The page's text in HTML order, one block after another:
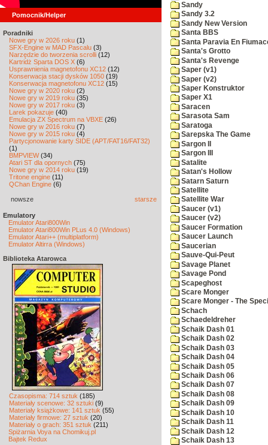
Pomocnik/Helper
Poradniki
Nowe gry w 2026 roku (1)
SFX-Engine w MAD Pascalu (3)
Narzędzie do tworzenia scrolli (12)
Kartridż Sparta DOS X (6)
Usprawnienia magnetofonu XC12 (12)
Konserwacja stacji dysków 1050 (19)
Konserwacja magnetofonu XC12 (15)
Nowe gry w 2020 roku (2)
Nowe gry w 2019 roku (35)
Nowe gry w 2017 roku (3)
Larek pokazuje (40)
Emulacja ZX Spectrum na VBXE (26)
Nowe gry w 2016 roku (7)
Nowe gry w 2015 roku (4)
Partycjonowanie karty SIDE (APT/FAT16/FAT32)
(1)
BMPVIEW(34)
Atari ST dla opornych (75)
Nowe gry w 2014 roku (19)
Tritone engine (11)
QChan Engine (6)
nowsze starsze
Emulatory
Emulator Atari800Win
Emulator Atari800Win PLus 4.0 (Windows)
Emulator Atari++ (multiplatform)
Emulator Altirra (Windows)
Biblioteka Atarowca
Czasopisma: 714 sztuk (185)
Materiały scenowe: 32 sztuki (9)
Materiały książkowe: 141 sztuk (55)
Materiały firmowe: 27 sztuk (20)
Materiały o grach: 351 sztuk (211)
Spiżarnia Voya na Chomikuj.pl
Bajtek Redux
Sandy
Sandy 3.2
Sandy New Version
Santa BBS
Santa Paravia En
Santa's Grotto
Santa's Revenge
Saper (v1)
Saper (v2)
Saper Konstruktor
Saper X1
Saracen
Sarasota Sam
Saratoga
Sarepska The Game
Sargon II
Sargon III
Satalite
Satan's Hollow
Satarn Saturn
Satellite
Satellite War
Saucer (v1)
Saucer (v2)
Saucer Formation
Saucer Launch
Saucerian
Sauve-Qui-Peut
Savage Planet
Savage Pond
Scapeghost
Scare Monger
Scare Monger - The
Schach
Schaedeldreher
Schaik Dash 01
Schaik Dash 02
Schaik Dash 03
Schaik Dash 04
Schaik Dash 05
Schaik Dash 06
Schaik Dash 07
Schaik Dash 08
Schaik Dash 09
Schaik Dash 10
Schaik Dash 11
Schaik Dash 12
Schaik Dash 13